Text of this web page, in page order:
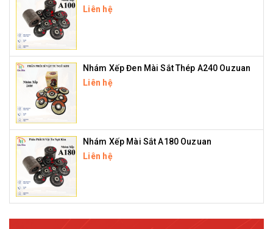
Liên hệ
Nhám Xếp Đen Mài Sắt Thép A240 Ouzuan
Liên hệ
Nhám Xếp Mài Sắt A180 Ouzuan
Liên hệ